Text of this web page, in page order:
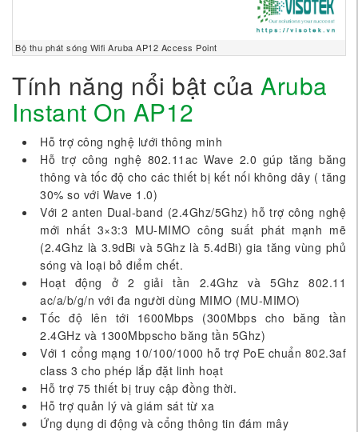
Bộ thu phát sóng Wifi Aruba AP12 Access Point
Tính năng nổi bật của Aruba
Instant On AP12
Hỗ trợ công nghệ lưới thông minh
Hỗ trợ công nghệ 802.11ac Wave 2.0 gúp tăng băng
thông và tốc độ cho các thiết bị kết nối không dây ( tăng
30% so với Wave 1.0)
Với 2 anten Dual-band (2.4Ghz/5Ghz) hỗ trợ công nghệ
mới nhất 3×3:3 MU-MIMO công suất phát mạnh mẽ
(2.4Ghz là 3.9dBi và 5Ghz là 5.4dBi) gia tăng vùng phủ
sóng và loại bỏ điểm chết.
Hoạt động ở 2 giải tần 2.4Ghz và 5Ghz 802.11
ac/a/b/g/n với đa người dùng MIMO (MU-MIMO)
Tốc độ lên tới 1600Mbps (300Mbps cho băng tần
2.4GHz và 1300Mbpscho băng tần 5Ghz)
Với 1 cổng mạng 10/100/1000 hỗ trợ PoE chuẩn 802.3af
class 3 cho phép lắp đặt linh hoạt
Hỗ trợ 75 thiết bị truy cập đồng thời.
Hỗ trợ quản lý và giám sát từ xa
Ứng dụng di động và cổng thông tin đám mây